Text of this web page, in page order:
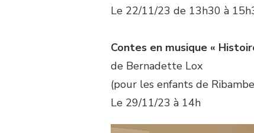
Le 22/11/23 de 13h30 à
Contes en musique «
de Bernadette Lox
(pour les enfants de
Le 29/11/23 à 14h